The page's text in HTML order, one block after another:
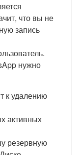
что вы не
запись
нужно
к удалению
активных
резервную